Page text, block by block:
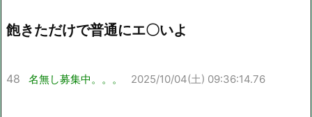
飽きただけで普通にエ〇いよ
48 名無し募集中。。。 2025/10/04(土) 09:36:14.76